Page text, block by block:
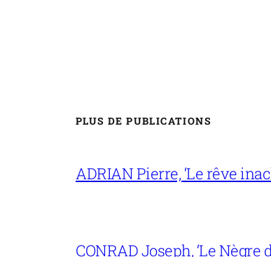
PLUS DE PUBLICATIONS
ADRIAN Pierre, ‘Le rêve
CONRAD Joseph, ‘Le Nègre